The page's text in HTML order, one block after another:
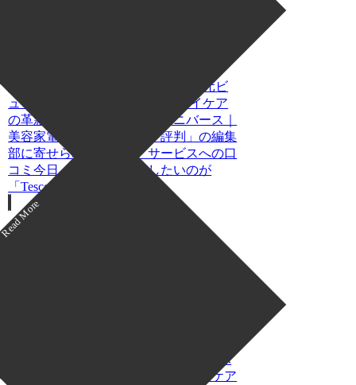
目の疲れを癒す新習慣！Tescom 目元ビ
ューティー TMS80で実感するアイケア
の革新※この記事は「ヨガユニバース｜
美容家電マニアの口コミ・評判」の編集
部に寄せられた各商品・サービスへの口
コミ今日、編集部が紹介したいのが
「Tescom 目...
目からも疲れを癒す新習慣！REFAのホ
ットアイマスクで叶える至福の目元ケア